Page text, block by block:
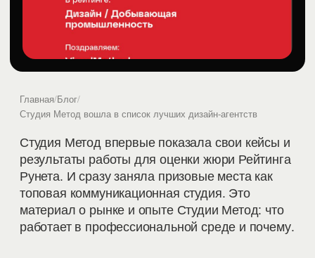
Главная/Блог/
Студия Метод вошла в список лучших дизайн-агентств
Студия Метод впервые показала свои кейсы и
результаты работы для оценки жюри Рейтинга
Рунета. И сразу заняла призовые места как
топовая коммуникационная студия. Это
материал о рынке и опыте Студии Метод: что
работает в профессиональной среде и почему.